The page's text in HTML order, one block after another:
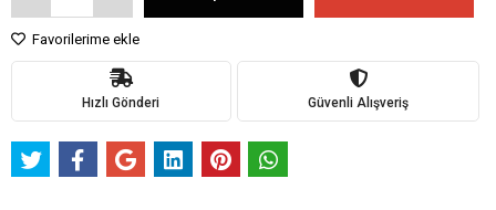
Favorilerime ekle
Hızlı Gönderi Güvenli Alışveriş